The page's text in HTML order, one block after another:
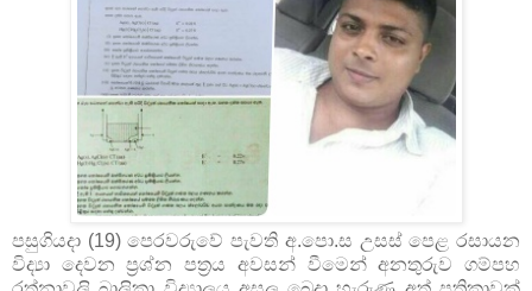
පසුගියදා (19) පෙරවරුවේ පැවති අ.පො.ස උසස් පෙළ රසායන
විද්‍යා දෙවන ප්‍රශ්න පත්‍රය අවසන් වීමෙන් අනතුරුව ගම්පහ